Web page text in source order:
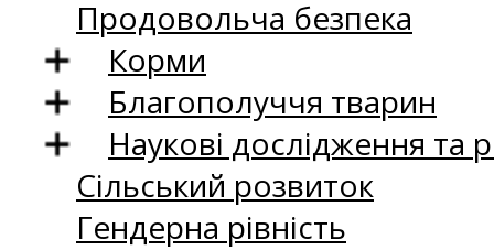
Продовольча безпека
Корми
Благополуччя тварин
Наукові дослідження та
Сільський розвиток
Гендерна рівність